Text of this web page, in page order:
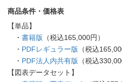
商品条件・価格表
【単品】
・ 書籍版 （税込165,000円）
・ PDFレギュラー版 （税込
・ PDF法人内共有版 （税込
【図表データセット】